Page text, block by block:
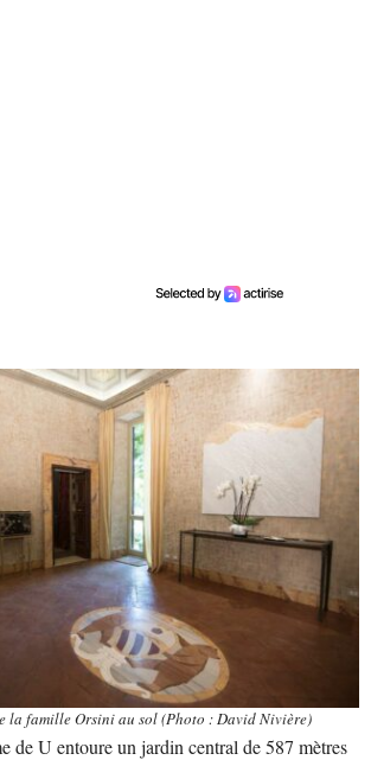
la famille Orsini au sol (Photo : David Nivière)
de U entoure un jardin central de 587 mètres